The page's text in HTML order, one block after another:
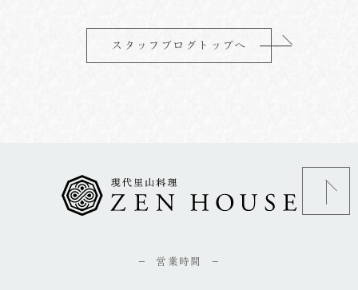
スタッフブログトップへ
営業時間